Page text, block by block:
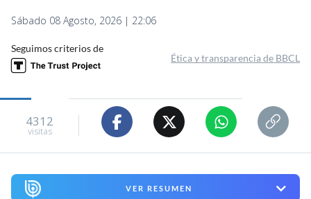
Sábado 08 Agosto, 2026 | 22:06
Seguimos criterios de
Ética y transparencia de BBCL
4312
visitas
VER RESUMEN